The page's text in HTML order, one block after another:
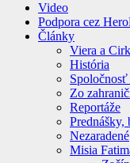
Video
Podpora cez
Články
Viera a
História
Zo
Reportáže
Prednášky,
Nezaradené
Misia